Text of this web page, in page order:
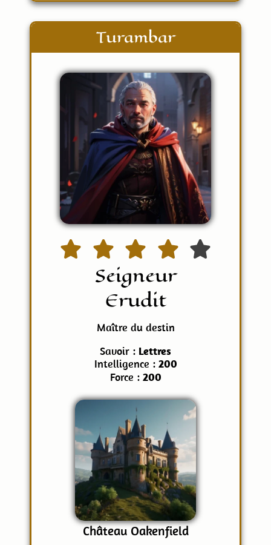
Turambar
Seigneur
Erudit
Maître du destin
Savoir : Lettres
Intelligence : 200
Force : 200
Château Oakenfield